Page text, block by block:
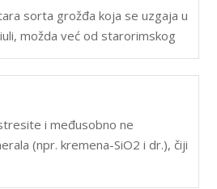
sorta grožđa koja se uzgaja u
možda već od starorimskog
i međusobno ne
(npr. kremena-SiO2 i dr.), čiji